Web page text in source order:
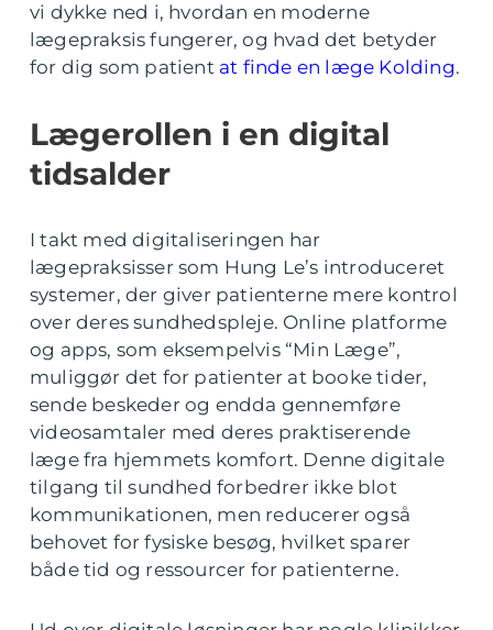
vi dykke ned i, hvordan en moderne
lægepraksis fungerer, og hvad det betyder
for dig som patient at finde en læge Kolding.
Lægerollen i en digital
tidsalder
I takt med digitaliseringen har
lægepraksisser som Hung Le’s introduceret
systemer, der giver patienterne mere kontrol
over deres sundhedspleje. Online platforme
og apps, som eksempelvis “Min Læge”,
muliggør det for patienter at booke tider,
sende beskeder og endda gennemføre
videosamtaler med deres praktiserende
læge fra hjemmets komfort. Denne digitale
tilgang til sundhed forbedrer ikke blot
kommunikationen, men reducerer også
behovet for fysiske besøg, hvilket sparer
både tid og ressourcer for patienterne.